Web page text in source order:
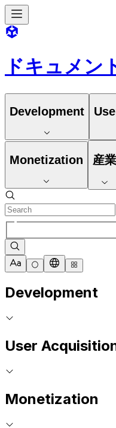
ドキュメン
Development
Monetization 産業
Development
User
Monetization